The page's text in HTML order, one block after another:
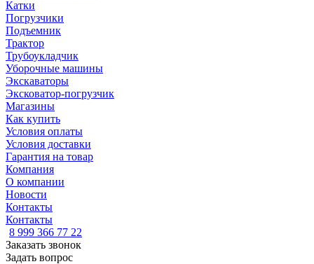
Катки
Погрузчики
Подъемник
Трактор
Трубоукладчик
Уборочные машины
Экскаваторы
Эксковатор-погрузчик
Магазины
Как купить
Условия оплаты
Условия доставки
Гарантия на товар
Компания
О компании
Новости
Контакты
Контакты
8 999 366 77 22
Заказать звонок
Задать вопрос